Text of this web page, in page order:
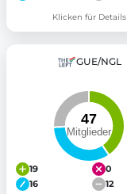
Klicken für Details
GUE/NGL
19
0
16
12